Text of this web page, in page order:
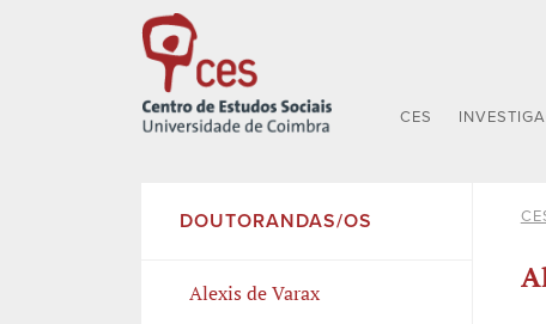
CES
DOUTORANDAS/OS
Alexis de Varax